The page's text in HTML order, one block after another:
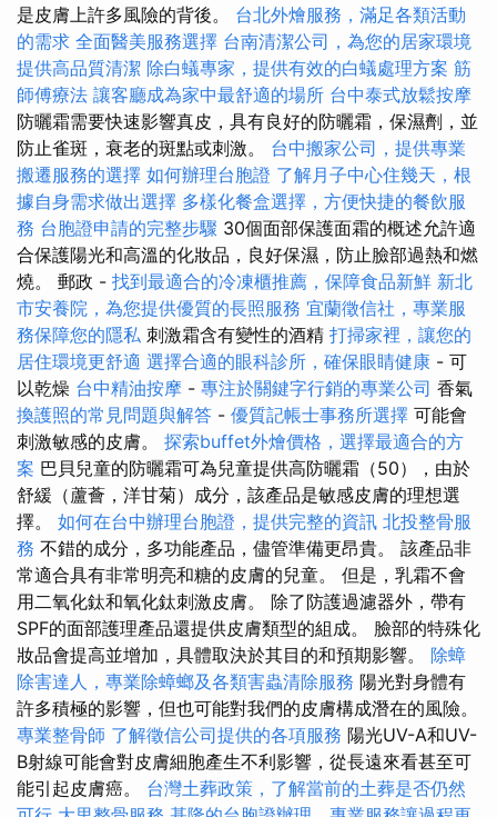
是皮膚上許多風險的背後。 台北外燴服務，滿足各類活動
的需求 全面醫美服務選擇 台南清潔公司，為您的居家環境
提供高品質清潔 除白蟻專家，提供有效的白蟻處理方案 筋
師傅療法 讓客廳成為家中最舒適的場所 台中泰式放鬆按摩
防曬霜需要快速影響真皮，具有良好的防曬霜，保濕劑，並
防止雀斑，衰老的斑點或刺激。 台中搬家公司，提供專業
搬遷服務的選擇 如何辦理台胞證 了解月子中心住幾天，根
據自身需求做出選擇 多樣化餐盒選擇，方便快捷的餐飲服
務 台胞證申請的完整步驟 30個面部保護面霜的概述允許適
合保護陽光和高溫的化妝品，良好保濕，防止臉部過熱和燃
燒。 郵政 - 找到最適合的冷凍櫃推薦，保障食品新鮮 新北
市安養院，為您提供優質的長照服務 宜蘭徵信社，專業服
務保障您的隱私 刺激霜含有變性的酒精 打掃家裡，讓您的
居住環境更舒適 選擇合適的眼科診所，確保眼睛健康 - 可
以乾燥 台中精油按摩 - 專注於關鍵字行銷的專業公司 香氣
換護照的常見問題與解答 - 優質記帳士事務所選擇 可能會
刺激敏感的皮膚。 探索buffet外燴價格，選擇最適合的方
案 巴貝兒童的防曬霜可為兒童提供高防曬霜（50），由於
舒緩（蘆薈，洋甘菊）成分，該產品是敏感皮膚的理想選
擇。 如何在台中辦理台胞證，提供完整的資訊 北投整骨服
務 不錯的成分，多功能產品，儘管準備更昂貴。 該產品非
常適合具有非常明亮和糖的皮膚的兒童。 但是，乳霜不會
用二氧化鈦和氧化鈦刺激皮膚。 除了防護過濾器外，帶有
SPF的面部護理產品還提供皮膚類型的組成。 臉部的特殊化
妝品會提高並增加，具體取決於其目的和預期影響。 除蟑
除害達人，專業除蟑螂及各類害蟲清除服務 陽光對身體有
許多積極的影響，但也可能對我們的皮膚構成潛在的風險。
專業整骨師 了解徵信公司提供的各項服務 陽光UV-A和UV-
B射線可能會對皮膚細胞產生不利影響，從長遠來看甚至可
能引起皮膚癌。 台灣土葬政策，了解當前的土葬是否仍然